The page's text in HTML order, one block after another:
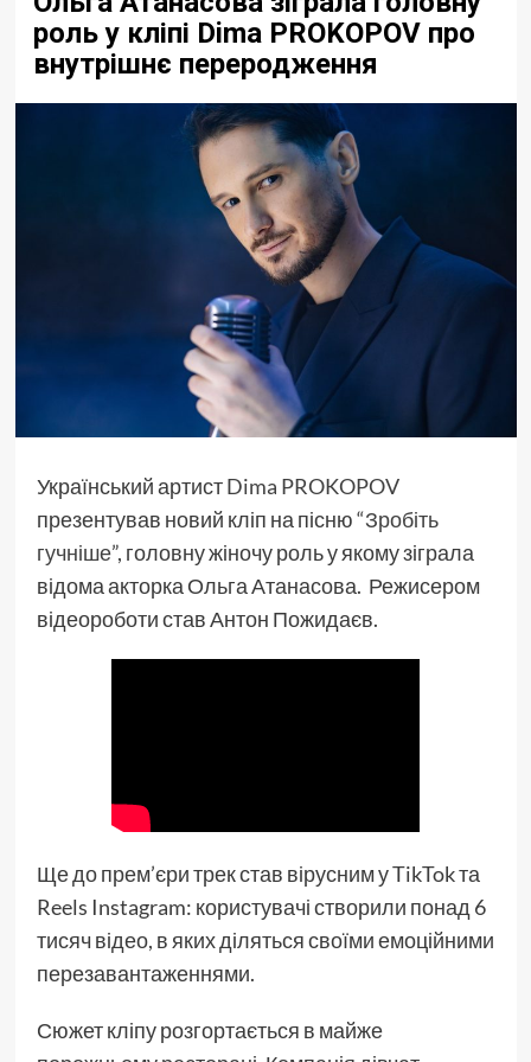
роль у кліпі Dima PROKOPOV про
внутрішнє переродження
Український артистDima PROKOPOV
презентував новий кліп на пісню“Зробіть
гучніше”, головну жіночу роль у якому зіграла
відома акторка Ольга Атанасова. Режисером
відеороботи став Антон Пожидаєв.
Ще до прем’єри трек став вірусним у TikTok та
Reels Instagram: користувачі створили понад 6
тисяч відео, в яких діляться своїми емоційними
перезавантаженнями.
Сюжет кліпу розгортається в майже